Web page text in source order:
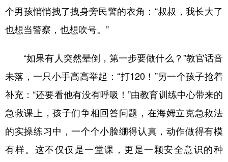
个男孩悄悄拽了拽身旁民警的衣角：“叔叔，我长大了
也想当警察，也想吹号。”
“如果有人突然晕倒，第一步要做什么？”教官话音
未落，一只小手高高举起：“打120！”另一个孩子抢着
补充：“还要看他有没有呼吸！”由教育训练中心带来的
急救课上，孩子们争相回答问题，在海姆立克急救法
的实操练习中，一个个小脸绷得认真，动作做得有模
有样。这不仅仅是一堂课，更是一颗安全意识的种